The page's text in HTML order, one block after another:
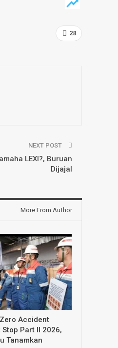
28
NEXT POST
LEXI?, Buruan
Dijajal
More From Author
Accident
Stop Part II 2026,
Tanamkan